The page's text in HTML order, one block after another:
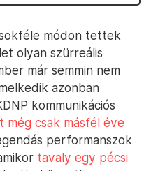
módon tettek
olyan szürreális
már semmin nem
azonban
kommunikációs
még csak másfél éve
performanszok
tavaly egy pécsi